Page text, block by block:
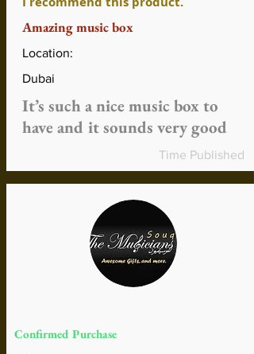
Amazing music box
Location:
Dubai
It’s such a nice music box to
have and it sounds very good
Time Published
Confirmed Purchase